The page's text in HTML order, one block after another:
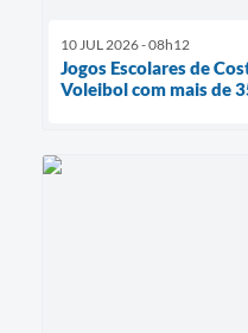
10 JUL 2026 - 08h12
Jogos Escolares de
Voleibol com mais de